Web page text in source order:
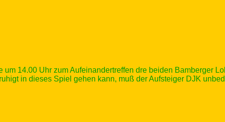
14.00 Uhr zum Aufeinandertreffen dre beiden Bamberger
in dieses Spiel gehen kann, muß der Aufsteiger DJK